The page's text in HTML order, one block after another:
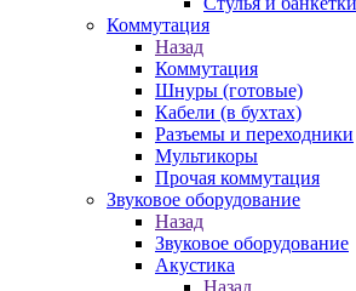
Коммутация
Назад
Коммутация
Шнуры (готовые)
Кабели (в бухтах)
Разъемы и переходники
Мультикоры
Прочая коммутация
Звуковое оборудование
Назад
Звуковое оборудование
Акустика
Назад